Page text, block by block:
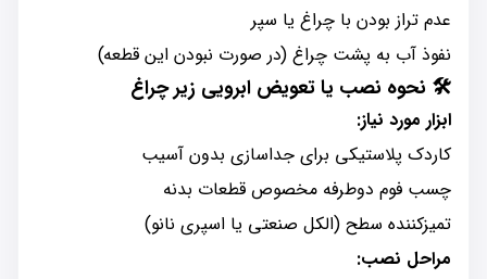
عدم تراز بودن با چراغ یا سپر
نفوذ آب به پشت چراغ (در صورت نبودن این قطعه)
🛠️ نحوه نصب یا تعویض ابرویی زیر چراغ
ابزار مورد نیاز:
کاردک پلاستیکی برای جداسازی بدون آسیب
چسب فوم دوطرفه مخصوص قطعات بدنه
تمیزکننده سطح (الکل صنعتی یا اسپری نانو)
مراحل نصب: